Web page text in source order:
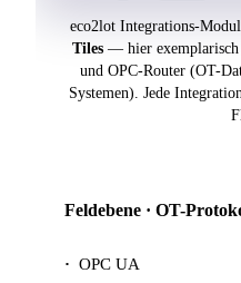
eco2lot Integrations-
Tiles — hier exemplarisch
und OPC-Router (OT-
Systemen). Jede
Feldebene · OT-
OPC UA